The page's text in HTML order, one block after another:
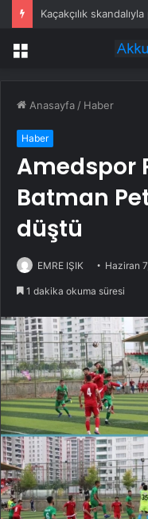
Menü
Anasayfa / Haber
Haber
Amedspor
Batman
düştü
EMRE IŞIK Haziran
1 dakika okuma süresi